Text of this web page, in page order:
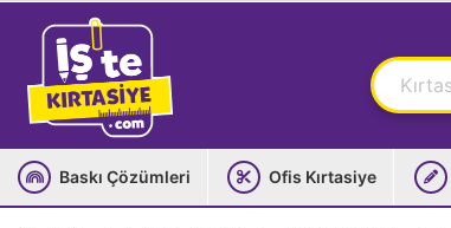
Baskı Çözümleri Ofis Kırtasiye